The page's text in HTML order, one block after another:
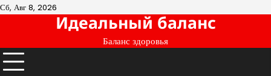
Перейти
Сб, Авг 8, 2026
Идеальный баланс
Баланс здоровья